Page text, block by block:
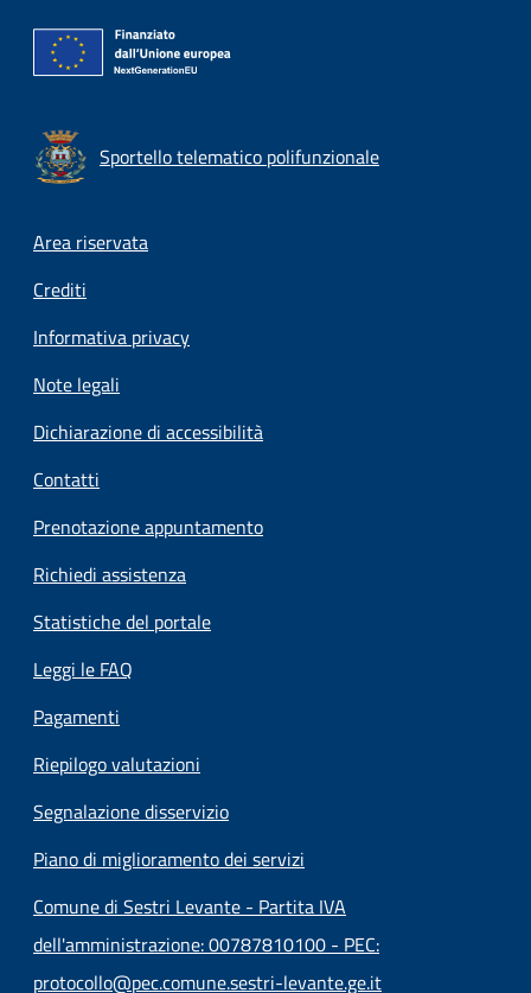
Sportello telematico polifunzionale
Footer menu
Area riservata
Crediti
Informativa privacy
Note legali
Dichiarazione di accessibilità
Contatti
Prenotazione appuntamento
Richiedi assistenza
Statistiche del portale
Leggi le FAQ
Pagamenti
Riepilogo valutazioni
Segnalazione disservizio
Piano di miglioramento dei servizi
Comune di Sestri Levante - Partita IVA
dell'amministrazione: 00787810100 - PEC:
protocollo@pec.comune.sestri-levante.ge.it